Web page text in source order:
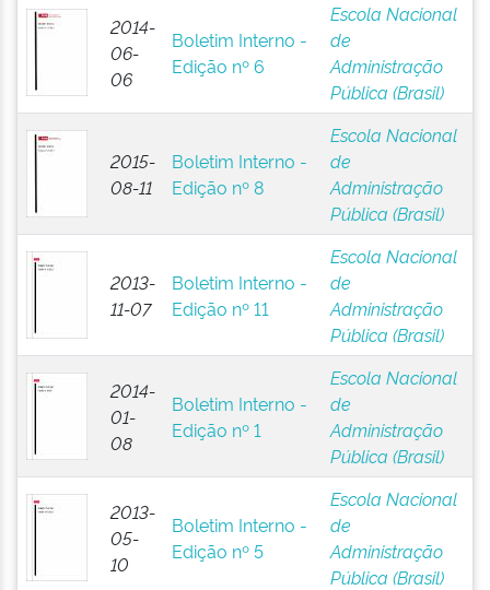
2014-
06-
06
Boletim Interno -
Edição nº 6
Escola Nacional
de
Administração
Pública (Brasil)
2015-
08-11
Boletim Interno -
Edição nº 8
Escola Nacional
de
Administração
Pública (Brasil)
2013-
11-07
Boletim Interno -
Edição nº 11
Escola Nacional
de
Administração
Pública (Brasil)
2014-
01-
08
Boletim Interno -
Edição nº 1
Escola Nacional
de
Administração
Pública (Brasil)
2013-
05-
10
Boletim Interno -
Edição nº 5
Escola Nacional
de
Administração
Pública (Brasil)